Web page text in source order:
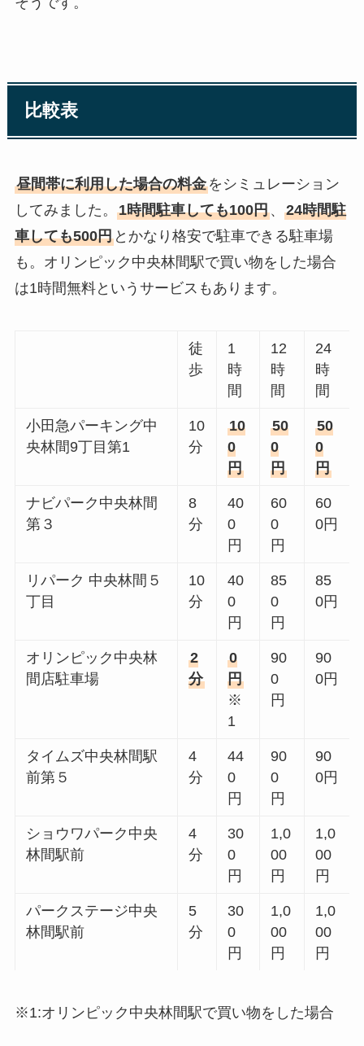
比較表
昼間帯に利用した場合の料金をシミュレーション
してみました。 1時間駐車しても100円、 24時間駐
車しても500円とかなり格安で駐車できる駐車場
も。オリンピック中央林間駅で買い物をした場合
は1時間無料というサービスもあります。
徒
歩
1
時
間
12
時
間
24
時
間
小田急パーキング中
央林間9丁目第1
10
分
10
0
円
50
0
円
50
0
円
ナビパーク中央林間
第３
8
分
40
0
円
60
0
円
60
0円
リパーク 中央林間５
丁目
10
分
40
0
円
85
0
円
85
0円
オリンピック中央林
間店駐車場
2
分
0
円
※
1
90
0
円
90
0円
タイムズ中央林間駅
前第５
4
分
44
0
円
90
0
円
90
0円
ショウワパーク中央
林間駅前
4
分
30
0
円
1,0
00
円
1,0
00
円
パークステージ中央
林間駅前
5
分
30
0
円
1,0
00
円
1,0
00
円
※1:オリンピック中央林間駅で買い物をした場合